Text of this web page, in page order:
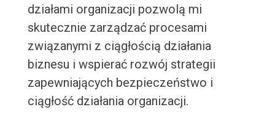
działami organizacji pozwolą mi
skutecznie zarządzać procesami
związanymi z ciągłością działania
biznesu i wspierać rozwój strategii
zapewniających bezpieczeństwo i
ciągłość działania organizacji.